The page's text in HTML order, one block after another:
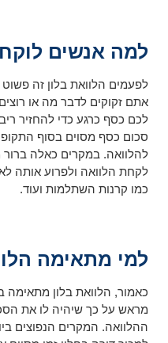
למה אנשים
לפעמים הלוואת בלון זה
אתם זקוקים לדבר מה או
לכם כסף כרגע כדי להחזיר
סכום כסף מסוים בסוף
להלוואה. במקרים כאלה ברור
לקחת הלוואה ולפרוע אותה
כמו קרנות השתלמות ועוד.
למי מתאימה
כאמור, הלוואת בלון מתאימה
מראש על כך שיהיה לו את
ההלוואה. המקרים הנפוצים